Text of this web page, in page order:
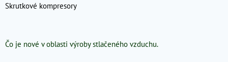
Skrutkové kompresory
Čo je nové v oblasti výroby stlačeného vzduchu.